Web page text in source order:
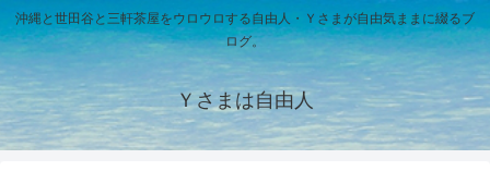
沖縄と世田谷と三軒茶屋をウロウロする自由人・Ｙさまが自由気ままに綴るブ
ログ。
Ｙさまは自由人